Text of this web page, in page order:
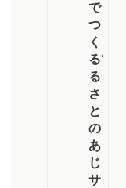
で
つ
く
る“ふ
る
さ
と
の
あ
じ
サ